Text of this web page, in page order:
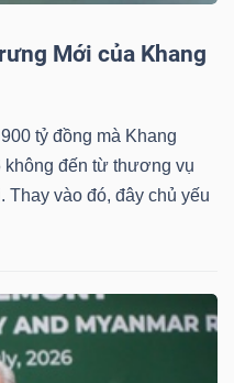
Mới của Khang
tỷ đồng mà Khang
đến từ thương vụ
Thay vào đó, đây chủ yếu